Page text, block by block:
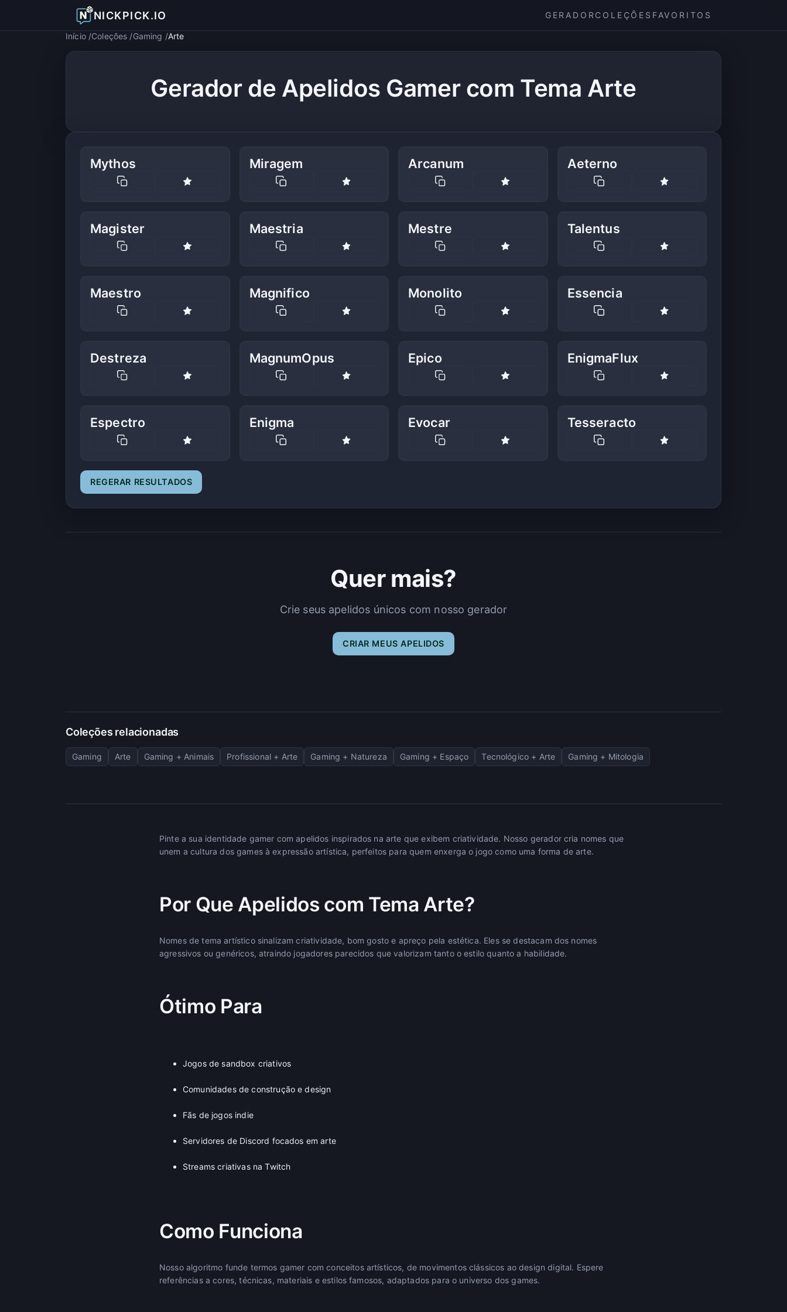
NICKPICK.IO GERADOR COLEÇÕES FAVORITOS
Início Coleções Gaming Arte
Gerador de Apelidos Gamer com Tema Arte
Mythos Miragem Arcanum Aeterno
Magister Maestria Mestre Talentus
Maestro Magnifico Monolito Essencia
Destreza MagnumOpus Epico EnigmaFlux
Espectro Enigma Evocar Tesseracto
REGERAR RESULTADOS
Quer mais?
Crie seus apelidos únicos com nosso gerador
CRIAR MEUS APELIDOS
Coleções relacionadas
Gaming Arte Gaming + Animais Profissional + Arte Gaming + Natureza Gaming + Espaço Tecnológico + Arte Gaming + Mitologia
Pinte a sua identidade gamer com apelidos inspirados na arte que exibem criatividade. Nosso gerador cria nomes que
unem a cultura dos games à expressão artística, perfeitos para quem enxerga o jogo como uma forma de arte.
Por Que Apelidos com Tema Arte?
Nomes de tema artístico sinalizam criatividade, bom gosto e apreço pela estética. Eles se destacam dos nomes
agressivos ou genéricos, atraindo jogadores parecidos que valorizam tanto o estilo quanto a habilidade.
Ótimo Para
Jogos de sandbox criativos
Comunidades de construção e design
Fãs de jogos indie
Servidores de Discord focados em arte
Streams criativas na Twitch
Como Funciona
Nosso algoritmo funde termos gamer com conceitos artísticos, de movimentos clássicos ao design digital. Espere
referências a cores, técnicas, materiais e estilos famosos, adaptados para o universo dos games.